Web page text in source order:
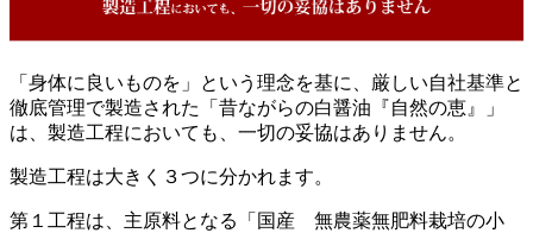
「身体に良いものを」という理念を基に、厳しい自社基準と
徹底管理で製造された「昔ながらの白醤油『自然の恵』」
は、製造工程においても、一切の妥協はありません。
製造工程は大きく３つに分かれます。
第１工程は、主原料となる「国産 無農薬無肥料栽培の小